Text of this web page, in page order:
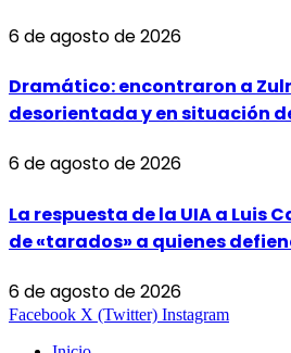
6 de agosto de 2026
Dramático: encontraron a
desorientada y en situación
6 de agosto de 2026
La respuesta de la UIA a Luis
de «tarados» a quienes
6 de agosto de 2026
Facebook X (Twitter) Instagram